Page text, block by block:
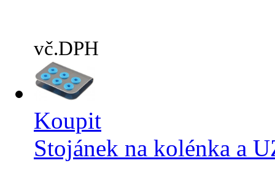
vč.DPH
Koupit
Stojánek na kolénka a